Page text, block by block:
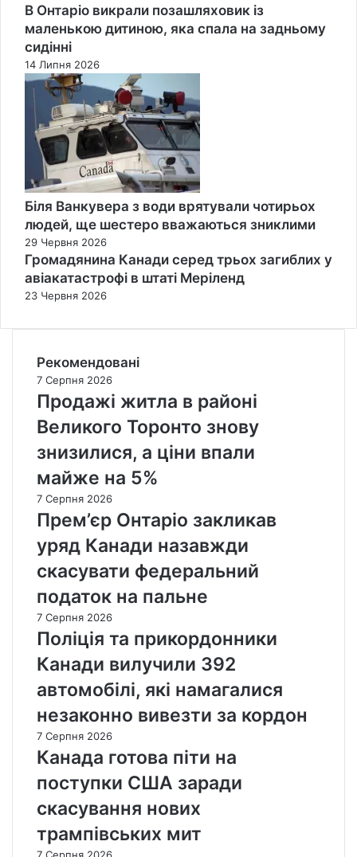
В Онтаріо викрали позашляховик із
маленькою дитиною, яка спала на задньому
сидінні
14 Липня 2026
Біля Ванкувера з води врятували чотирьох
людей, ще шестеро вважаються зниклими
29 Червня 2026
Громадянина Канади серед трьох загиблих у
авіакатастрофі в штаті Меріленд
23 Червня 2026
Рекомендовані
7 Серпня 2026
Продажі житла в районі
Великого Торонто знову
знизилися, а ціни впали
майже на 5%
7 Серпня 2026
Прем’єр Онтаріо закликав
уряд Канади назавжди
скасувати федеральний
податок на пальне
7 Серпня 2026
Поліція та прикордонники
Канади вилучили 392
автомобілі, які намагалися
незаконно вивезти за кордон
7 Серпня 2026
Канада готова піти на
поступки США заради
скасування нових
трампівських мит
7 Серпня 2026